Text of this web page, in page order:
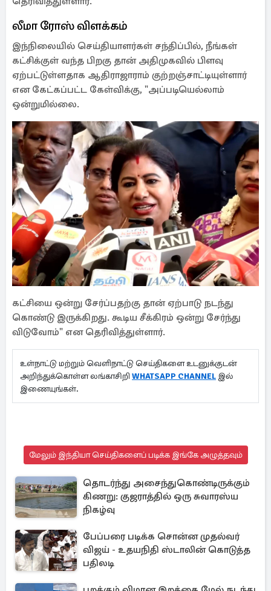
லீமா ரோஸ் விளக்கம்
இந்நிலையில் செய்தியாளர்கள் சந்திப்பில், நீங்கள்
கட்சிக்குள் வந்த பிறகு தான் அதிமுகவில் பிளவு
ஏற்பட்டுள்ளதாக ஆதிராஜாராம் குற்றஞ்சாட்டியுள்ளார்
என கேட்கப்பட்ட கேள்விக்கு, "அப்படியெல்லாம்
ஒன்றுமில்லை.
கட்சியை ஒன்று சேர்ப்பதற்கு தான் ஏற்பாடு நடந்து
கொண்டு இருக்கிறது. கூடிய சீக்கிரம் ஒன்று சேர்ந்து
விடுவோம்" என தெரிவித்துள்ளார்.
உள்நாட்டு மற்றும் வெளிநாட்டு செய்திகளை உடனுக்குடன்
அறிந்துக்கொள்ள லங்காசிறி WHATSAPP CHANNEL இல்
இணையுங்கள்.
மேலும் இந்தியா செய்திகளைப் படிக்க இங்கே அழுத்தவும்
தொடர்ந்து அசைந்துகொண்டிருக்கும்
கிணறு: குஜராத்தில் ஒரு சுவாரஸ்ய
நிகழ்வு
பேப்பரை படிக்க சொன்ன முதல்வர்
விஜய் - உதயநிதி ஸ்டாலின் கொடுத்த
பதிலடி